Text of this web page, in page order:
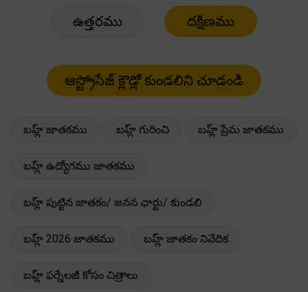
ఉత్తరము దక్షిణము
బహ్ల్ జాతకము బహ్ల్ గురించి బహ్ల్ ప్రేమ జాతకము
బహ్ల్ ఉద్యోగము జాతకము
బహ్ల్ పుట్టిన జాతకం/ జనన ఛార్టు/ కుండలి
బహ్ల్ 2026 జాతకము బహ్ల్ జాతకం నివేదిక
బహ్ల్ ఫర్నేలజీ కోసం చిత్రాలు